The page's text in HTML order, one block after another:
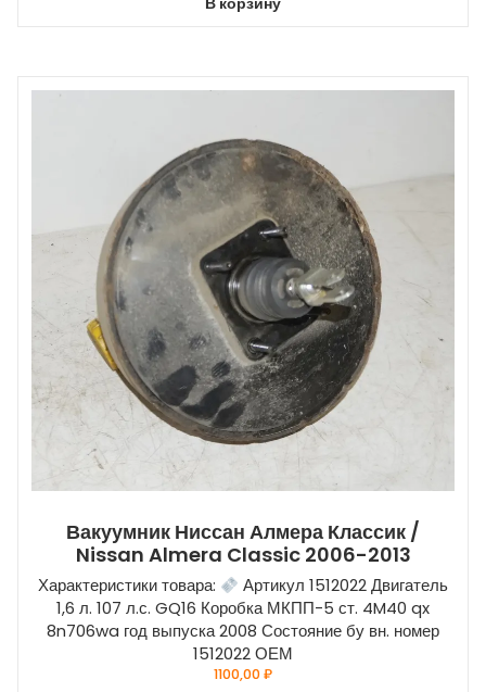
Вакуумник Ниссан Алмера Классик /
Nissan Almera Classic 2006-2013
Характеристики товара:
Артикул 1512022 Двигатель
1,6 л. 107 л.с. GQ16 Коробка МКПП-5 ст. 4M40 qx
8n706wa год выпуска 2008 Состояние бу вн. номер
1512022 ОЕМ
1100,00₽